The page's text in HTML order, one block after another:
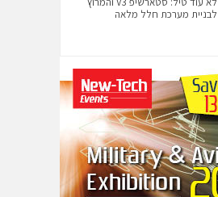
לבניית מערכת חלל מלאה